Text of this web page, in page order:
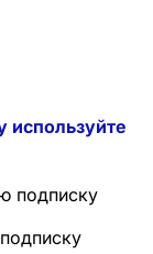
используйте
подписку